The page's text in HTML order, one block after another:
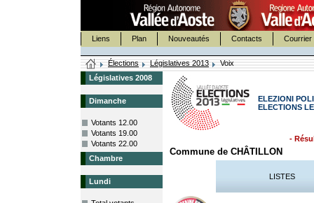
Liens Plan Nouveautés Contacts Courrier
Élections Législatives 2013
Voix
Législatives 2008
Dimanche
Votants 12.00
Votants 19.00
Votants 22.00
Chambre
Lundi
ELEZIONI
ELECTIONS
-
Commune de CHÂTILLON
LISTES